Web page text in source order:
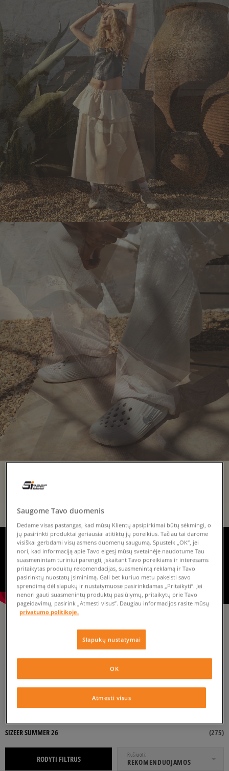
JUST PLEASURES.
SIZEER › SIZEER SUMMER 26
SIZEER SUMMER 26 (275)
RODYTI FILTRUS Rušiuoti
REKOMENDUOJAMOS
NUO IKI
Saugome Tavo duomenis
Dedame visas pastangas, kad mūsų Klientų apsipirkimai būtų sėkmingi, o
jų pasirinkti produktai geriausiai atitiktų jų poreikius. Tačiau tai darome
visiškai gerbdami visų asmens duomenų saugumą. Spustelk „OK“, jei
nori, kad informaciją apie Tavo elgesį mūsų svetainėje naudotume Tau
suasmenintam turiniui parengti, įskaitant Tavo poreikiams ir interesams
pritaikytas produktų rekomendacijas, suasmenintą reklamą ir Tavo
pasirinktų nuostatų įsiminimą. Gali bet kuriuo metu pakeisti savo
sprendimą dėl slapukų ir nustatymuose pasirinkdamas „Pritaikyti“. Jei
nenori gauti suasmenintų produktų pasiūlymų, pritaikytų prie Tavo
pageidavimų, pasirink „Atmesti visus”. Daugiau informacijos rasite mūsų
privatumo politikoje.
Slapukų nustatymai
Atmesti visus
OK